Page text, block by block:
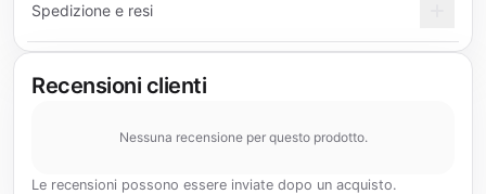
Spedizione e resi
Recensioni clienti
Nessuna recensione per questo prodotto.
Le recensioni possono essere inviate dopo un acquisto.